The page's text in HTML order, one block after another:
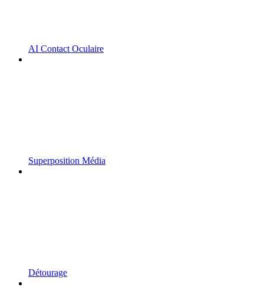
AI Contact Oculaire
Superposition Média
Détourage